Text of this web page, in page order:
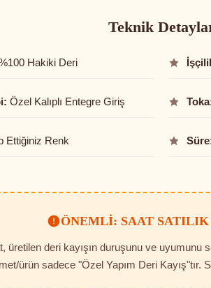
Teknik
Hakiki Deri
Özel Kalıplı Entegre Giriş
Ettiğiniz Renk
ÖNEMLI: SAAT
üretilen deri kayışın duruşunu ve uyumunu
ürün sadece "Özel Yapım Deri